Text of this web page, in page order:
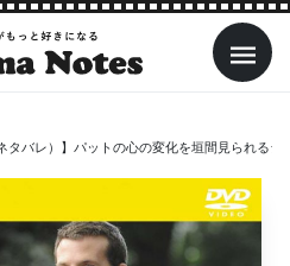
タバレ）】パットの心の変化を垣間見られる